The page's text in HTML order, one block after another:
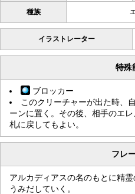
種族
イラストレーター
特殊
ブロッカー
このクリーチャーが出た時、
ーンに置く。その後、相手のエ
札に戻してもよい。
フレ
アルカディアスの名のもとに精
うみだしていく。